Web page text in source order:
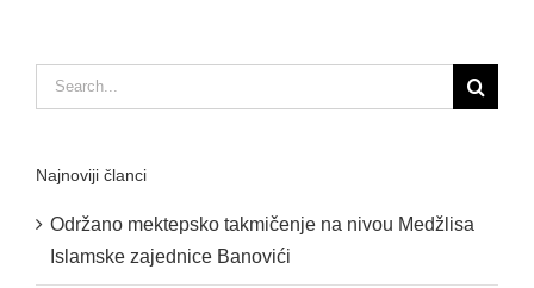
Search
for:
Najnoviji članci
Održano mektepsko takmičenje na nivou Medžlisa
Islamske zajednice Banovići